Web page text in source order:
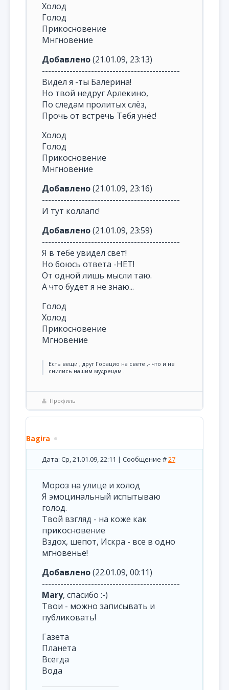
Холод
Голод
Прикосновение
Мнгновение
Добавлено(21.01.09, 23:13)
---------------------------------------------
Видел я -ты Балерина!
Но твой недруг Арлекино,
По следам пролитых слёз,
Прочь от встречь Тебя унёс!
Холод
Голод
Прикосновение
Мнгновение
Добавлено(21.01.09, 23:16)
---------------------------------------------
И тут коллапс!
Добавлено(21.01.09, 23:59)
---------------------------------------------
Я в тебе увидел свет!
Но боюсь ответа -НЕТ!
От одной лишь мысли таю.
А что будет я не знаю...
Голод
Холод
Прикосновение
Мгновение
Есть вещи , друг Горацио на свете ,- что и не
снились нашим мудрецам .
Профиль
Bagira
Дата: Ср, 21.01.09, 22:11 | Сообщение #27
Мороз на улице и холод
Я эмоцинальный испытываю
голод.
Твой взгляд - на коже как
прикосновение
Вздох, шепот, Искра - все в одно
мгновенье!
Добавлено(22.01.09, 00:11)
---------------------------------------------
Mary, спасибо :-)
Твои - можно записывать и
публиковать!
Газета
Планета
Всегда
Вода